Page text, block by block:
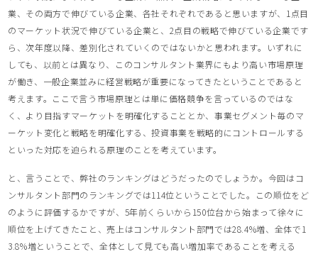
業、その両方で伸びている企業、各社それぞれであると思いますが、1点目
のマーケット状況で伸びている企業と、2点目の戦略で伸びている企業です
ら、次年度以降、差別化されていくのではないかと思われます。いずれに
しても、以前とは異なり、このコンサルタント業界にもより高い市場原理
が働き、一般企業並みに経営戦略が重要になってきたということであると
考えます。ここで言う市場原理とは単に価格競争を言っているのではな
く、より目指すマーケットを明確化することとか、事業セグメント毎のマ
ーケット変化と戦略を明確化する、投資事業を戦略的にコントロールする
といった対応を迫られる原理のことを考えています。
と、言うことで、弊社のランキングはどうだったのでしょうか。今回はコ
ンサルタント部門のランキングでは114位ということでした。この順位をど
のように評価するかですが、5年前くらいから150位台から始まって徐々に
順位を上げてきたこと、売上はコンサルタント部門では28.4%増、全体で1
3.8%増ということで、全体として見ても高い増加率であることを考える